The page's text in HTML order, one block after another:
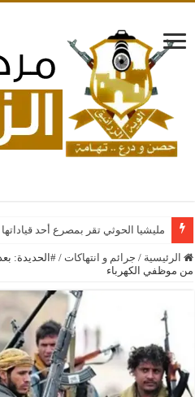
مليشيا الحوثي تقر بمصرع أحد
الرئيسية / جرائم و انتهاكات /
من موظفي الكهرباء